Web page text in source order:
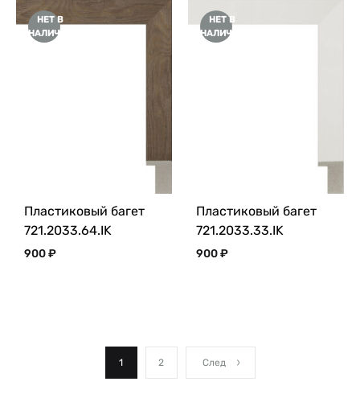
НЕТ В
НАЛИЧИИ
Пластиковый багет
721.2033.64.IK
900₽
НЕТ В
НАЛИЧИИ
Пластиковый багет
721.2033.33.IK
900₽
1 2 След